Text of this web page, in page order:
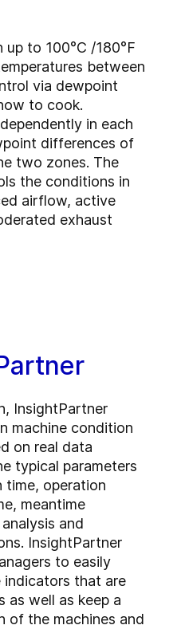
to 100°C /180°F
between
via dewpoint
to cook.
in each
differences of
two zones. The
the conditions in
airflow, active
exhaust
InsightPartner
machine condition
on real data
typical parameters
time, operation
meantime
and
InsightPartner
to easily
indicators that are
as well as keep a
of the machines and